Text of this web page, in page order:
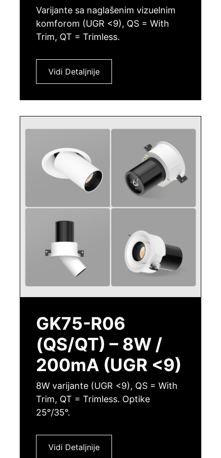
Varijante sa naglašenim vizuelnim
komforom (UGR <9), QS = With
Trim, QT = Trimless.
Vidi Detaljnije
GK75-R06
(QS/QT) – 8W /
200mA (UGR <9)
8W varijante (UGR <9), QS = With
Trim, QT = Trimless. Optike
25°/35°.
Vidi Detaljnije